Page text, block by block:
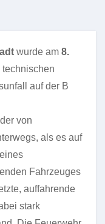
wurde am 8.
technischen
auf der B
von
als es auf
Fahrzeuges
auffahrende
stark